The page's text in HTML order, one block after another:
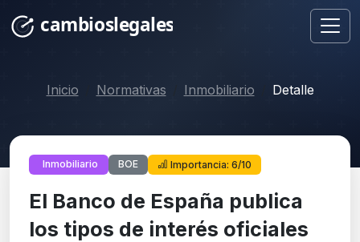
Inicio Normativas Inmobiliario Detalle
Inmobiliario BOE Importancia: 6/10
El Banco de España publica
los tipos de interés oficiales